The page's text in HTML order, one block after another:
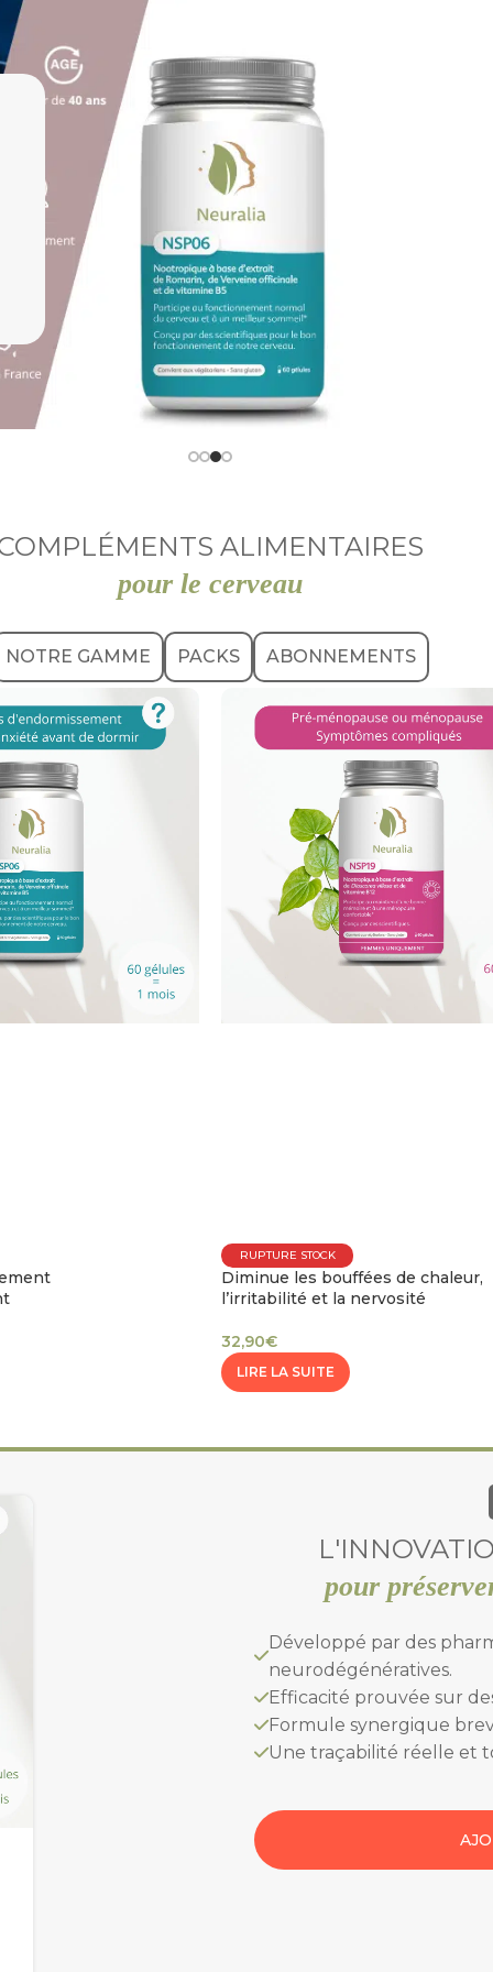
ALIMENTAIRES
pour le cerveau
NOTRE GAMME PACKS ABONNEMENTS
RUPTURE STOCK
Diminue les bouffées de chaleur,
l’irritabilité et la nervosité
32,90€
LIRE LA SUITE
pour
Développé par des
neurodégénératives.
Efficacité prouvée sur
Formule synergique
Une traçabilité réelle et